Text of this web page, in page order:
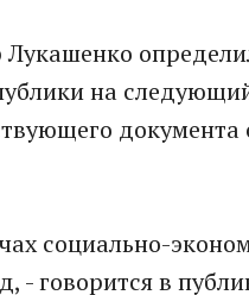
Лукашенко
на
социально-
- говорится в